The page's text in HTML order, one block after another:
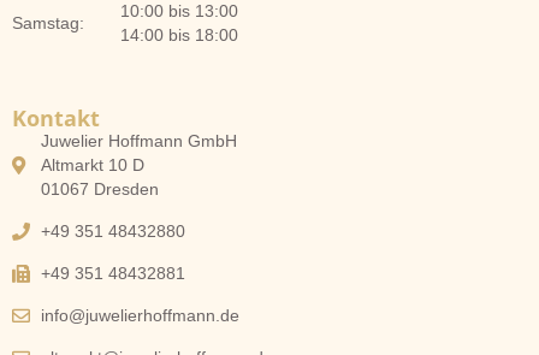
Samstag:
10:00 bis 13:00
14:00 bis 18:00
Kontakt
Juwelier Hoffmann GmbH
Altmarkt 10 D
01067 Dresden
+49 351 48432880
+49 351 48432881
info@juwelierhoffmann.de